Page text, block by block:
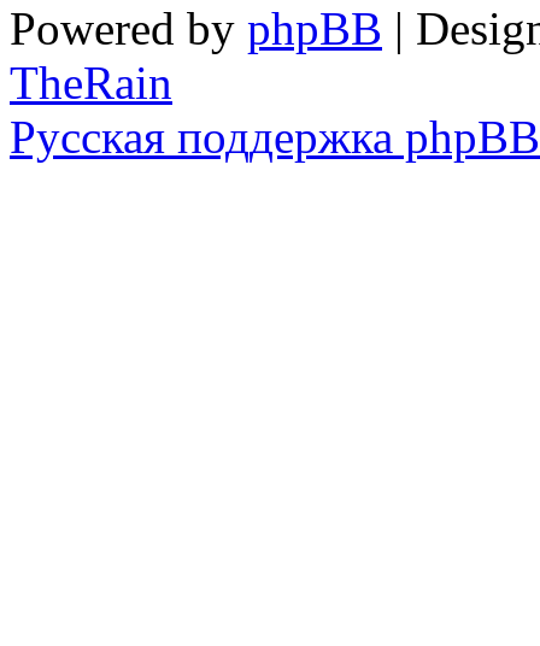
Powered by phpBB |
TheRain
Русская поддержка phpBB